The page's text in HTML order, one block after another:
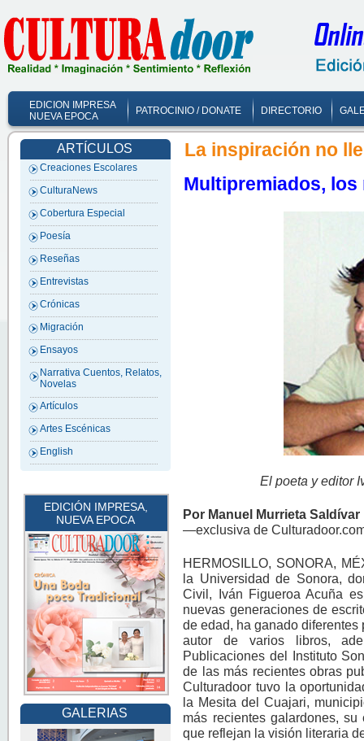
EDICION IMPRESA
NUEVA EPOCA
PATROCINIO / DONATE DIRECTORIO
ARTÍCULOS
Creaciones Escolares
CulturaNews
Cobertura Especial
Poesía
Reseñas
Entrevistas
Crónicas
Migración
Ensayos
Narrativa Cuentos, Relatos,
Novelas
Artículos
Artes Escénicas
English
EDICIÓN IMPRESA,
NUEVA EPOCA
GALERIAS
La inspiración no
Multipremiados,
El poeta y editor
Por Manuel Murrieta Saldívar
—exclusiva de
HERMOSILLO, SONORA,
la Universidad de Sonora,
Civil, Iván Figueroa Acuña
nuevas generaciones de
de edad, ha ganado
autor de varios libros,
Publicaciones del Instituto
de las más recientes obras
Culturadoor tuvo la
la Mesita del Cuajari,
más recientes galardones,
que reflejan la visión literaria